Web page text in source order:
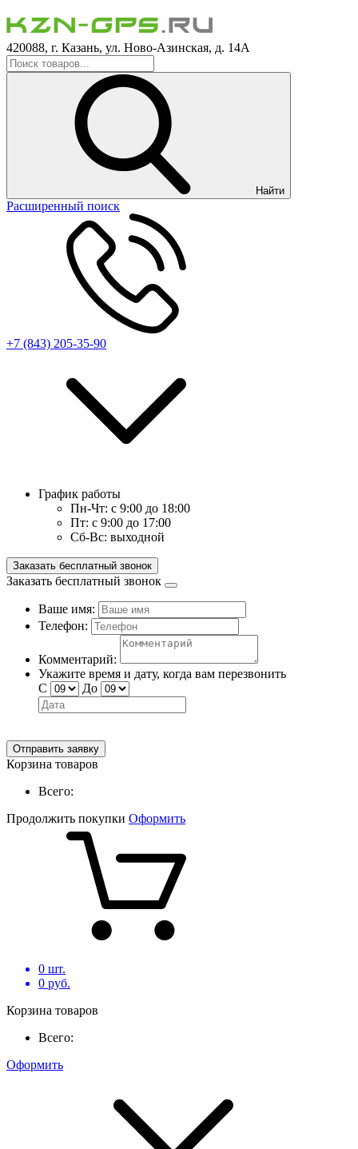
420088, г. Казань, ул. Ново-Азинская, д. 14А
Найти
Расширенный поиск
+7 (843) 205-35-90
График работы
Пн-Чт: с 9:00 до 18:00
Пт: с 9:00 до 17:00
Сб-Вс: выходной
Заказать бесплатный звонок
Заказать бесплатный звонок
Ваше имя:
Телефон:
Комментарий:
Укажите время и дату, когда вам перезвонить
С
До
Отправить заявку
Корзина товаров
Всего:
Продолжить покупки Оформить
0 шт.
0 руб.
Корзина товаров
Всего:
Оформить